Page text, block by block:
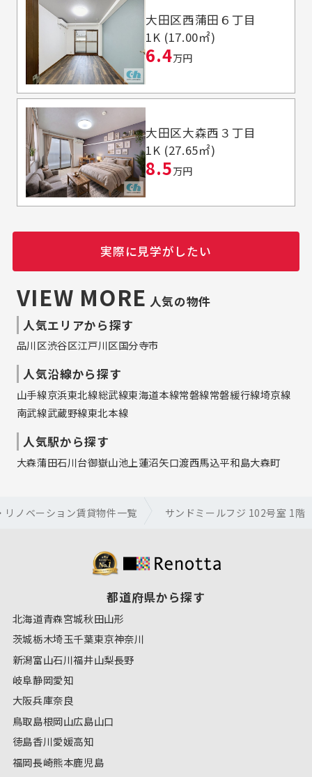
大田区西蒲田６丁目
1K (17.00㎡)
6.4万円
大田区大森西３丁目
1K (27.65㎡)
8.5万円
実際に見学がしたい
VIEW MORE 人気の物件
人気エリアから探す
品川区渋谷区江戸川区国分寺市
人気沿線から探す
山手線京浜東北線総武線東海道本線常磐線常磐緩行線埼京線
南武線武蔵野線東北本線
人気駅から探す
大森蒲田石川台御嶽山池上蓮沼矢口渡西馬込平和島大森町
リノベーション賃貸物件一覧 サンドミールフジ 102号室 1階
都道府県から探す
北海道青森宮城秋田山形
茨城栃木埼玉千葉東京神奈川
新潟富山石川福井山梨長野
岐阜静岡愛知
大阪兵庫奈良
鳥取島根岡山広島山口
徳島香川愛媛高知
福岡長崎熊本鹿児島